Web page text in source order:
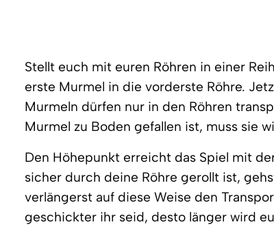
Stellt euch mit euren Röhren in einer
erste Murmel in die vorderste Röhre.
Murmeln dürfen nur in den Röhren
Murmel zu Boden gefallen ist, muss sie
Den Höhepunkt erreicht das Spiel mit
sicher durch deine Röhre gerollt ist,
verlängerst auf diese Weise den
geschickter ihr seid, desto länger wird